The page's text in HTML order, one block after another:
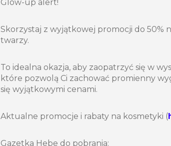
Glow-up alert!
Skorzystaj z wyjątkowej promocji do 50%
twarzy.
To idealna okazja, aby zaopatrzyć się w
które pozwolą Ci zachować promienny
się wyjątkowymi cenami.
Aktualne promocje i rabaty na kosmetyki (
Gazetka Hebe do pobrania: